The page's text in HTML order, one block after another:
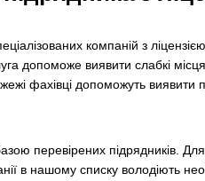
компаній з
допоможе виявити слабкі
фахівці допоможуть виявити
перевірених підрядників.
в нашому списку володіють